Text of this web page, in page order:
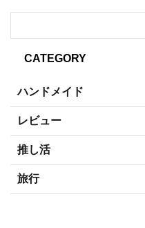
CATEGORY
ハンドメイド
レビュー
推し活
旅行